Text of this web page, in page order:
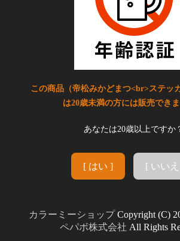
この商品（帝松みかどまつ<br>ステッ
は20歳未満の方には販売できま
あなたは20歳以上ですか
[ はい ] [ いい
カラーミーショップCopyright (C)
ペパボ株式会社 All Rights